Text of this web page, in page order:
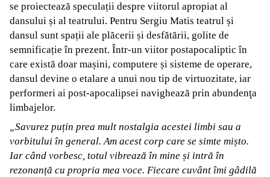
se proiectează speculații despre viitorul apropiat al
dansului și al teatrului. Pentru Sergiu Matis teatrul și
dansul sunt spații ale plăcerii și desfătării, golite de
semnificație în prezent. Într-un viitor postapocaliptic în
care există doar mașini, computere și sisteme de operare,
dansul devine o etalare a unui nou tip de virtuozitate, iar
performeri ai post-apocalipsei navighează prin abundenţa
limbajelor.
„Savurez puțin prea mult nostalgia acestei limbi sau a
vorbitului în general. Am acest corp care se simte mișto.
Iar când vorbesc, totul vibrează în mine și intră în
rezonanță cu propria mea voce. Fiecare cuvânt îmi gâdilă